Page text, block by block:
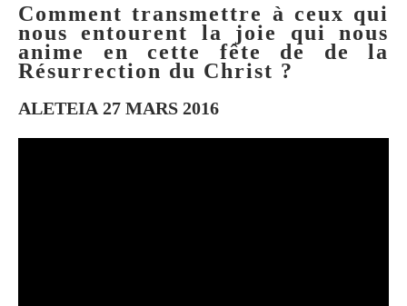
Comment transmettre à ceux qui
nous entourent la joie qui nous
anime en cette fête de de la
Résurrection du Christ ?
ALETEIA 27 MARS 2016